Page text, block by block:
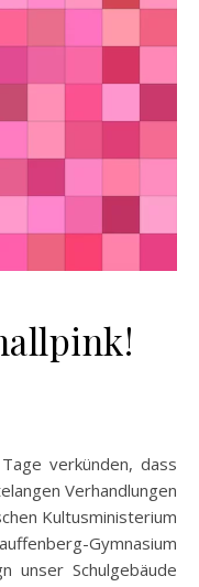
verkünden, dass
Verhandlungen
Kultusministerium
Gymnasium
unser Schulgebäude